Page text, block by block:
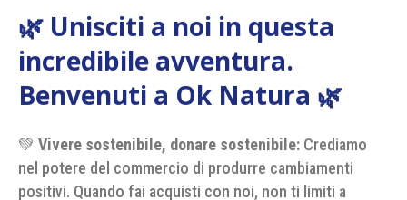
🌿 Unisciti a noi in questa
incredibile avventura.
Benvenuti a Ok Natura 🌿
💚 Vivere sostenibile, donare sostenibile: Crediamo
nel potere del commercio di produrre cambiamenti
positivi. Quando fai acquisti con noi, non ti limiti a